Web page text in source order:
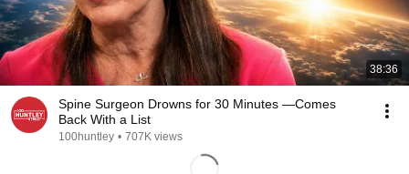
38:36
Spine Surgeon Drowns for 30 Minutes —Comes
Back With a List
100huntley • 707K views